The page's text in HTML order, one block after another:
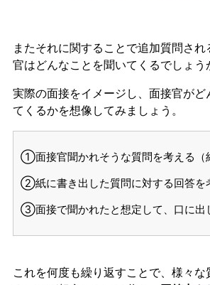
またそれに関することで追加質問さ
官はどんなことを聞いてくるでしょう
実際の面接をイメージし、面接官がど
てくるかを想像してみましょう。
①面接官聞かれそうな質問を考える（
②紙に書き出した質問に対する回答を
③面接で聞かれたと想定して、口に出
これを何度も繰り返すことで、様々